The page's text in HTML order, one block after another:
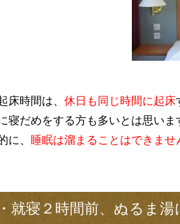
床時間は、 休日も同じ時間に起床
寝だめをする方も多いとは思いま
に、 睡眠は溜まることはできませ
就寝２時間前、ぬるま